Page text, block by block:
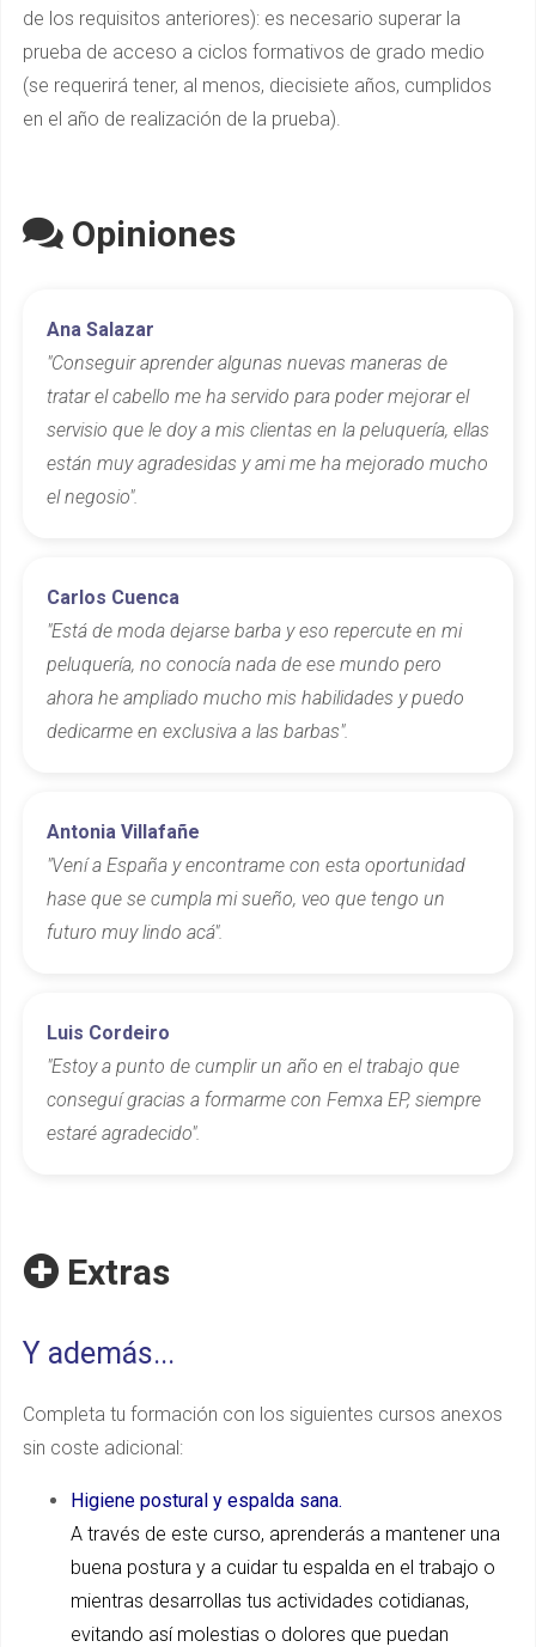
de los requisitos anteriores): es necesario superar la
prueba de acceso a ciclos formativos de grado medio
(se requerirá tener, al menos, diecisiete años, cumplidos
en el año de realización de la prueba).
Opiniones
Ana Salazar
"Conseguir aprender algunas nuevas maneras de
tratar el cabello me ha servido para poder mejorar el
servisio que le doy a mis clientas en la peluquería, ellas
están muy agradesidas y ami me ha mejorado mucho
el negosio".
Carlos Cuenca
"Está de moda dejarse barba y eso repercute en mi
peluquería, no conocía nada de ese mundo pero
ahora he ampliado mucho mis habilidades y puedo
dedicarme en exclusiva a las barbas".
Antonia Villafañe
"Vení a España y encontrame con esta oportunidad
hase que se cumpla mi sueño, veo que tengo un
futuro muy lindo acá".
Luis Cordeiro
"Estoy a punto de cumplir un año en el trabajo que
conseguí gracias a formarme con Femxa EP, siempre
estaré agradecido".
Extras
Y además...
Completa tu formación con los siguientes cursos anexos
sin coste adicional:
Higiene postural y espalda sana.
A través de este curso, aprenderás a mantener una
buena postura y a cuidar tu espalda en el trabajo o
mientras desarrollas tus actividades cotidianas,
evitando así molestias o dolores que puedan